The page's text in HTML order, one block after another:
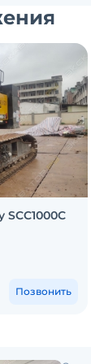
Позвонить